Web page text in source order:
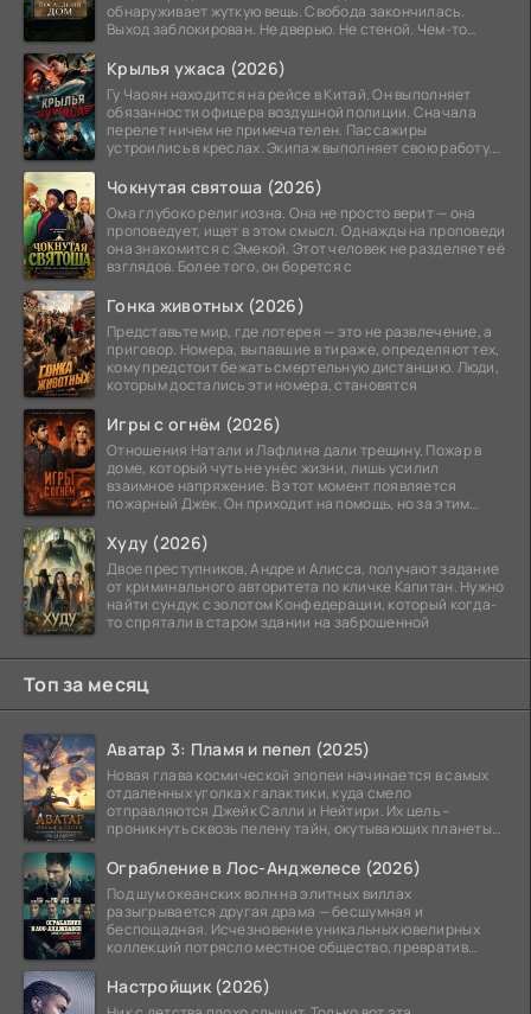
обнаруживает жуткую вещь. Свобода закончилась.
Выход заблокирован. Не дверью. Не стеной. Чем-то
Крылья ужаса (2026)
Гу Чаоян находится на рейсе в Китай. Он выполняет
обязанности офицера воздушной полиции. Сначала
перелет ничем не примечателен. Пассажиры
устроились в креслах. Экипаж выполняет свою работу.
Чокнутая святоша (2026)
Ома глубоко религиозна. Она не просто верит — она
проповедует, ищет в этом смысл. Однажды на проповеди
она знакомится с Эмекой. Этот человек не разделяет её
взглядов. Более того, он борется с
Гонка животных (2026)
Представьте мир, где лотерея — это не развлечение, а
приговор. Номера, выпавшие в тираже, определяют тех,
кому предстоит бежать смертельную дистанцию. Люди,
которым достались эти номера, становятся
Игры с огнём (2026)
Отношения Натали и Лафлина дали трещину. Пожар в
доме, который чуть не унёс жизни, лишь усилил
взаимное напряжение. В этот момент появляется
пожарный Джек. Он приходит на помощь, но за этим
Худу (2026)
Двое преступников, Андре и Алисса, получают задание
от криминального авторитета по кличке Капитан. Нужно
найти сундук с золотом Конфедерации, который когда-
то спрятали в старом здании на заброшенной
Топ за месяц
Аватар 3: Пламя и пепел (2025)
Новая глава космической эпопеи начинается в самых
отдаленных уголках галактики, куда смело
отправляются Джейк Салли и Нейтири. Их цель –
проникнуть сквозь пелену тайн, окутывающих планеты
Ограбление в Лос-Анджелесе (2026)
Под шум океанских волн на элитных виллах
разыгрывается другая драма — бесшумная и
беспощадная. Исчезновение уникальных ювелирных
коллекций потрясло местное общество, превратив
Настройщик (2026)